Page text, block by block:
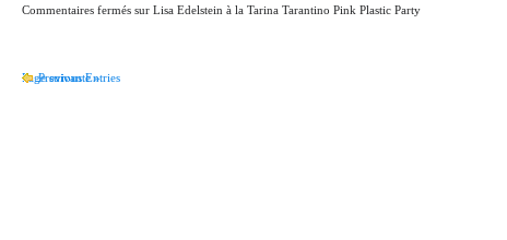
Commentaires fermés sur Lisa Edelstein à la Tarina Tarantino Pink Plastic Party
Previous Entries
Page suivante »